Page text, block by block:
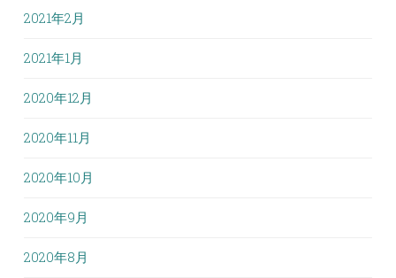
2021年2月
2021年1月
2020年12月
2020年11月
2020年10月
2020年9月
2020年8月